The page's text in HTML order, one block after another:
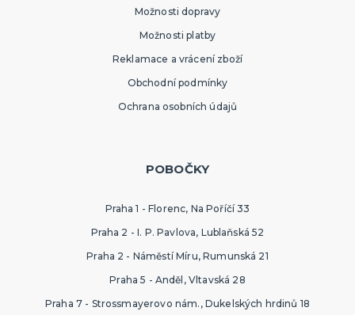
Možnosti dopravy
Možnosti platby
Reklamace a vrácení zboží
Obchodní podmínky
Ochrana osobních údajů
POBOČKY
Praha 1 - Florenc, Na Poříčí 33
Praha 2 - I. P. Pavlova, Lublaňská 52
Praha 2 - Náměstí Míru, Rumunská 21
Praha 5 - Anděl, Vltavská 28
Praha 7 - Strossmayerovo nám., Dukelských hrdinů 18